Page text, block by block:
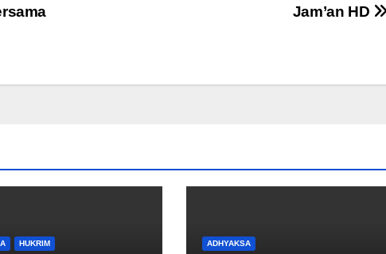
Jam’an HD
HUKRIM ADHYAKSA